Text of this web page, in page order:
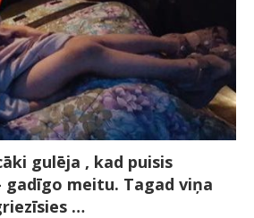
gulēja , kad puisis
gadīgo meitu. Tagad viņa
…